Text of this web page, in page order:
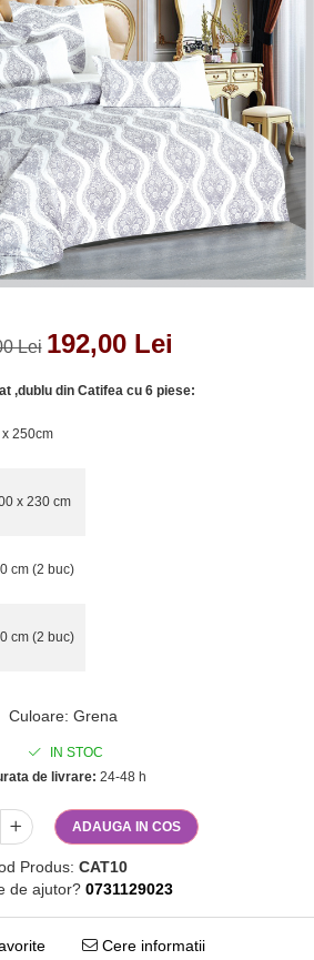
Poplin
2 Draperii
PLIURI
piese cu
Lei 192,00 Lei
,dublu din Catifea cu 6 piese:
250cm
x 230 cm
cm (2 buc)
cm (2 buc)
Culoare: Grena
IN STOC
de livrare: 24-48 h
ADAUGA IN COS
Produs: CAT10
de ajutor? 0731129023
Cere informatii